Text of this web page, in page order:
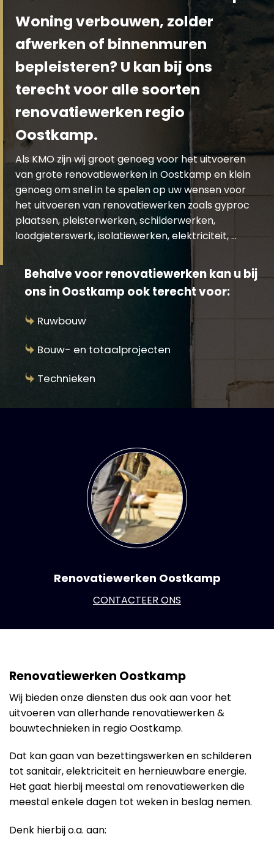
Woning verbouwen, zolder
afwerken of binnenmuren
bepleisteren? U kan bij ons
terecht voor alle soorten
renovatiewerken regio
Oostkamp.
Als KMO zijn wij groot genoeg voor het uitvoeren
van grote renovatiewerken in Oostkamp en klein
genoeg om snel in te spelen op uw wensen voor
het uitvoeren van renovatiewerken zoals gyproc
plaatsen, pleisterwerken, schilderwerken,
loodgieterswerk, isolatiewerken, elektriciteit, …
Behalve voor renovatiewerken kan u bij
ons in Oostkamp ook terecht voor:
Ruwbouw
Bouw- en totaalprojecten
Technieken
Renovatiewerken Oostkamp
CONTACTEER ONS
Renovatiewerken Oostkamp
Wij bieden onze diensten dus ook aan voor het
uitvoeren van allerhande renovatiewerken &
bouwtechnieken in regio Oostkamp.
Dat kan gaan van bezettingswerken en schilderen
tot sanitair, elektriciteit en hernieuwbare energie.
Het gaat hierbij meestal om renovatiewerken die
meestal enkele dagen tot weken in beslag nemen.
Denk hierbij o.a. aan: